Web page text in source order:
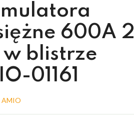
600A 2
w blistrze
01161
AMIO